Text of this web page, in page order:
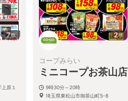
7枚
原１
2枚
コープみらい
ミニコープお茶山店
9時30分～20時
埼玉県東松山市御茶山町5-8